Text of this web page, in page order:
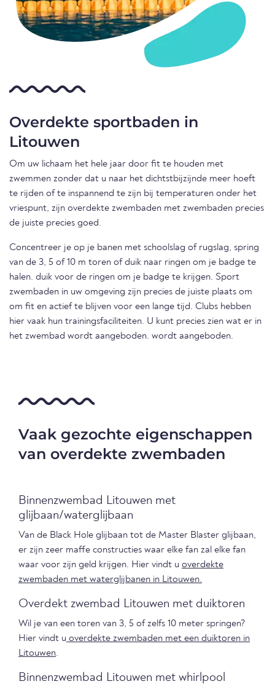
Overdekte sportbaden in
Litouwen
Om uw lichaam het hele jaar door fit te houden met
zwemmen zonder dat u naar het dichtstbijzijnde meer hoeft
te rijden of te inspannend te zijn bij temperaturen onder het
vriespunt, zijn overdekte zwembaden met zwembaden precies
de juiste precies goed.
Concentreer je op je banen met schoolslag of rugslag, spring
van de 3, 5 of 10 m toren of duik naar ringen om je badge te
halen. duik voor de ringen om je badge te krijgen. Sport
zwembaden in uw omgeving zijn precies de juiste plaats om
om fit en actief te blijven voor een lange tijd. Clubs hebben
hier vaak hun trainingsfaciliteiten. U kunt precies zien wat er in
het zwembad wordt aangeboden. wordt aangeboden.
Vaak gezochte eigenschappen
van overdekte zwembaden
Binnenzwembad Litouwen met
glijbaan/waterglijbaan
Van de Black Hole glijbaan tot de Master Blaster glijbaan,
er zijn zeer maffe constructies waar elke fan zal elke fan
waar voor zijn geld krijgen. Hier vindt u overdekte
zwembaden met waterglijbanen in Litouwen.
Overdekt zwembad Litouwen met duiktoren
Wil je van een toren van 3, 5 of zelfs 10 meter springen?
Hier vindt u overdekte zwembaden met een duiktoren in
Litouwen.
Binnenzwembad Litouwen met whirlpool